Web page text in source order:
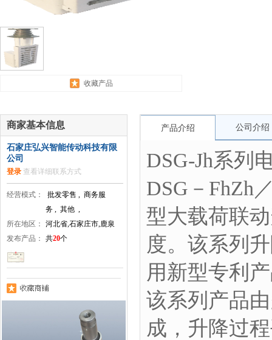
收藏产品
商家基本信息
石家庄弘兴智能传动科技有限
公司
登录 查看详细联系方式
经营模式：
批发零售 , 商务服
务 , 其他 ,
所在地区：
河北省,石家庄市,鹿泉
发布产品：
共20个
产品介绍 公司介绍
DSG-Jh系列
DSG－FhZh
型大载荷联
度。该系列
用新型专利
该系列产品
成，升降过